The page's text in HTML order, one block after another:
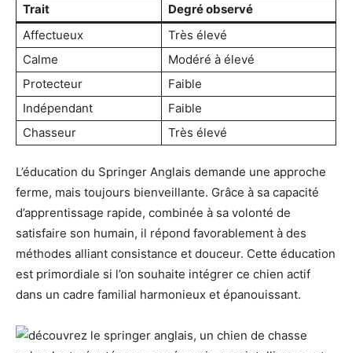
Trait
Degré observé
Affectueux
Très élevé
Calme
Modéré à élevé
Protecteur
Faible
Indépendant
Faible
Chasseur
Très élevé
L’éducation du Springer Anglais demande une approche
ferme, mais toujours bienveillante. Grâce à sa capacité
d’apprentissage rapide, combinée à sa volonté de
satisfaire son humain, il répond favorablement à des
méthodes alliant consistance et douceur. Cette éducation
est primordiale si l’on souhaite intégrer ce chien actif
dans un cadre familial harmonieux et épanouissant.